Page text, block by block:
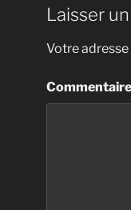
Laisser
Votre
Commentaire